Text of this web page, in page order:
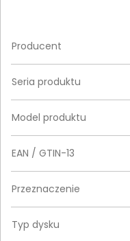
Producent
Seria produktu
Model produktu
EAN / GTIN-13
Przeznaczenie
Typ dysku